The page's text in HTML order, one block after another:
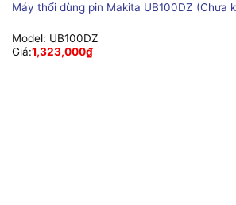
Máy thổi dùng pin Makita UB100DZ (Chưa
Model: UB100DZ
Giá:1,323,000₫